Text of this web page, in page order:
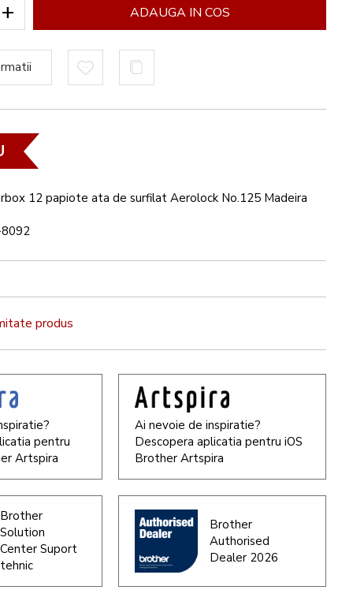
+ ADAUGA IN COS
12 papiote ata de surfilat Aerolock No.125 Madeira
produs
pentru
Artspira
Ai nevoie de inspiratie?
Descopera aplicatia pentru iOS
Brother Artspira
Brother
Solution
Center Suport
tehnic
Brother
Authorised
Dealer 2026